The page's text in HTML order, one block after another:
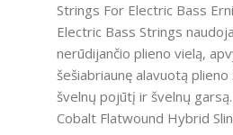
Strings For Electric Bass
Electric Bass Strings
nerūdijančio plieno vielą,
šešiabriaunę alavuotą plieno
švelnų pojūtį ir švelnų
Cobalt Flatwound Hybrid